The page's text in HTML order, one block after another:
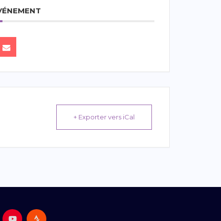
+ Exporter vers iCal